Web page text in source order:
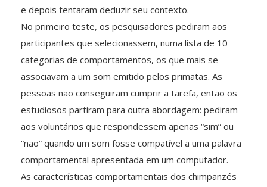
e depois tentaram deduzir seu contexto.
No primeiro teste, os pesquisadores pediram aos
participantes que selecionassem, numa lista de 10
categorias de comportamentos, os que mais se
associavam a um som emitido pelos primatas. As
pessoas não conseguiram cumprir a tarefa, então os
estudiosos partiram para outra abordagem: pediram
aos voluntários que respondessem apenas “sim” ou
“não” quando um som fosse compatível a uma palavra
comportamental apresentada em um computador.
As características comportamentais dos chimpanzés